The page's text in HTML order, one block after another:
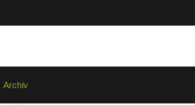
Archiv